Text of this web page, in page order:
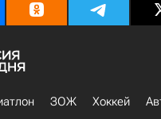
ЗОЖ Хоккей